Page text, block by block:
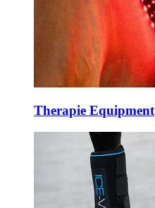
Therapie Equipment